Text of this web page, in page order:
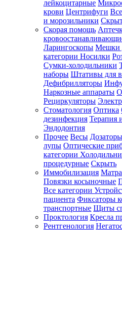
лейкоцитарные
крови Центрифуги
и морозильники
Скорая помощь
Ларингоскопы Мешки
категории Носилки
Сумки-холодильники
наборы Штативы для
Дефибрилляторы
Наркозные аппараты
Рециркуляторы
Стоматология Оптика
дезинфекция Терапия
Эндодонтия
Прочее Весы
лупы Оптические
категории
процедурные Скрыть
Иммобилизация
Повязки косыночные
Все категории
пациента Фиксаторы
транспортные Щиты
Проктология Кресла
Рентгенология